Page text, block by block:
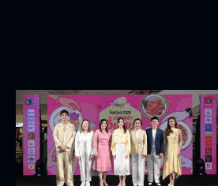
“เปรี้ยวปาก Festival 2026" แท็กทีม
ของดีร้านดัง ฉลองก้าวสู่ปีที่ 23